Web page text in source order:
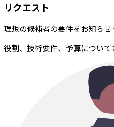
リクエスト
理想の候補者の要件をお知らせ
役割、技術要件、予算について